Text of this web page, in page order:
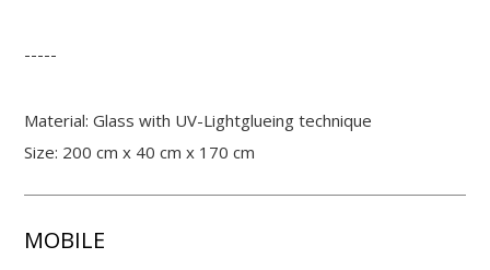
-----
Material: Glass with UV-Lightglueing technique
Size: 200 cm x 40 cm x 170 cm
MOBILE